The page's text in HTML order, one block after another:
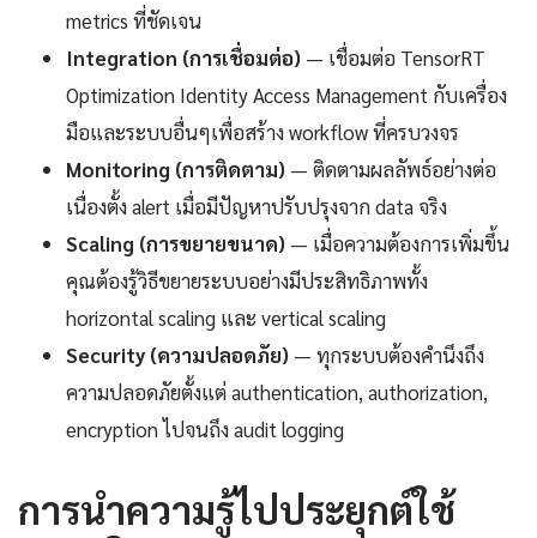
metrics ที่ชัดเจน
Integration (การเชื่อมต่อ) — เชื่อมต่อ TensorRT
Optimization Identity Access Management กับเครื่อง
มือและระบบอื่นๆเพื่อสร้าง workflow ที่ครบวงจร
Monitoring (การติดตาม) — ติดตามผลลัพธ์อย่างต่อ
เนื่องตั้ง alert เมื่อมีปัญหาปรับปรุงจาก data จริง
Scaling (การขยายขนาด) — เมื่อความต้องการเพิ่มขึ้น
คุณต้องรู้วิธีขยายระบบอย่างมีประสิทธิภาพทั้ง
horizontal scaling และ vertical scaling
Security (ความปลอดภัย) — ทุกระบบต้องคำนึงถึง
ความปลอดภัยตั้งแต่ authentication, authorization,
encryption ไปจนถึง audit logging
การนำความรู้ไปประยุกต์ใช้